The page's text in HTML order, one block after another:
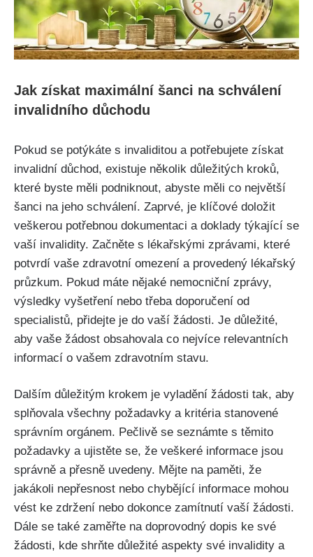
Jak získat maximální šanci na schválení
invalidního důchodu
Pokud se potýkáte s invaliditou a potřebujete získat
invalidní důchod, existuje několik důležitých kroků,
které byste měli podniknout, abyste měli co největší
šanci na jeho schválení. Zaprvé, je klíčové doložit
veškerou potřebnou dokumentaci a doklady týkající se
vaší invalidity. Začněte s lékařskými zprávami, které
potvrdí vaše zdravotní omezení a provedený lékařský
průzkum. Pokud máte nějaké nemocniční zprávy,
výsledky vyšetření nebo třeba doporučení od
specialistů, přidejte je do vaší žádosti. Je důležité,
aby vaše žádost obsahovala co nejvíce relevantních
informací o vašem zdravotním stavu.
Dalším důležitým krokem je vyladění žádosti tak, aby
splňovala všechny požadavky a kritéria stanovené
správním orgánem. Pečlivě se seznámte s těmito
požadavky a ujistěte se, že veškeré informace jsou
správně a přesně uvedeny. Mějte na paměti, že
jakákoli nepřesnost nebo chybějící informace mohou
vést ke zdržení nebo dokonce zamítnutí vaší žádosti.
Dále se také zaměřte na doprovodný dopis ke své
žádosti, kde shrňte důležité aspekty své invalidity a